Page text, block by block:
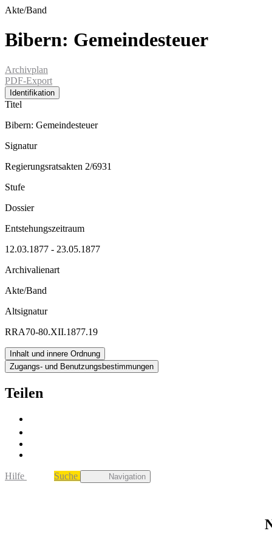
Akte/Band
Bibern: Gemeindesteuer
Archivplan
PDF-Export
Identifikation
Titel
Bibern: Gemeindesteuer
Signatur
Regierungsratsakten 2/6931
Stufe
Dossier
Entstehungszeitraum
12.03.1877 - 23.05.1877
Archivalienart
Akte/Band
Altsignatur
RRA70-80.XII.1877.19
Inhalt und innere Ordnung
Zugangs- und Benutzungsbestimmungen
Teilen
Hilfe Suche Navigation